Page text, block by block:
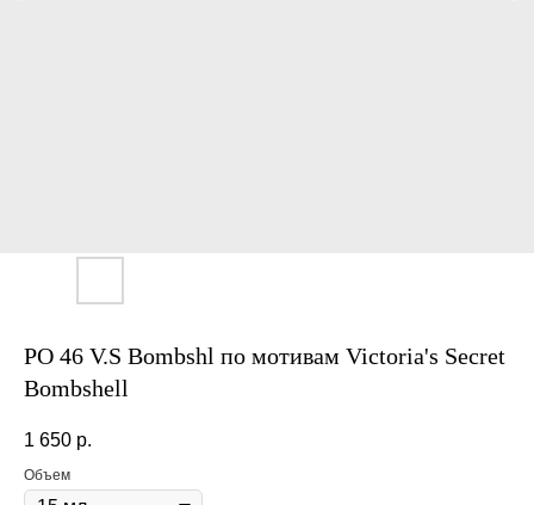
PO 46 V.S Bombshl по мотивам Victoria's Secret
Bombshell
1 650 р.
Объем